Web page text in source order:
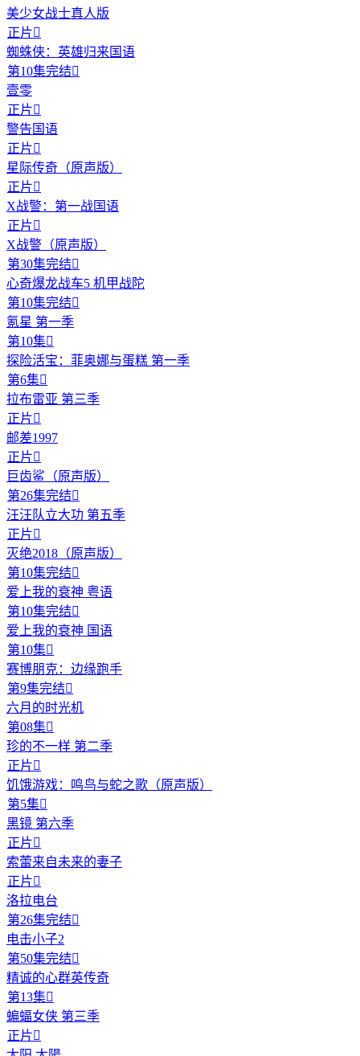
美少女战士真人版
正片
蜘蛛侠：英雄归来国语
第10集完结
壹零
正片
警告国语
正片
星际传奇（原声版）
正片
X战警：第一战国语
正片
X战警（原声版）
第30集完结
心奇爆龙战车5 机甲战陀
第10集完结
氪星 第一季
第10集
探险活宝：菲奥娜与蛋糕 第一季
第6集
拉布雷亚 第三季
正片
邮差1997
正片
巨齿鲨（原声版）
第26集完结
汪汪队立大功 第五季
正片
灭绝2018（原声版）
第10集完结
爱上我的衰神 粤语
第10集完结
爱上我的衰神 国语
第10集
赛博朋克：边缘跑手
第9集完结
六月的时光机
第08集
珍的不一样 第二季
正片
饥饿游戏：鸣鸟与蛇之歌（原声版）
第5集
黑镜 第六季
正片
索蕾来自未来的妻子
正片
洛拉电台
第26集完结
电击小子2
第50集完结
精诚的心群英传奇
第13集
蝙蝠女侠 第三季
正片